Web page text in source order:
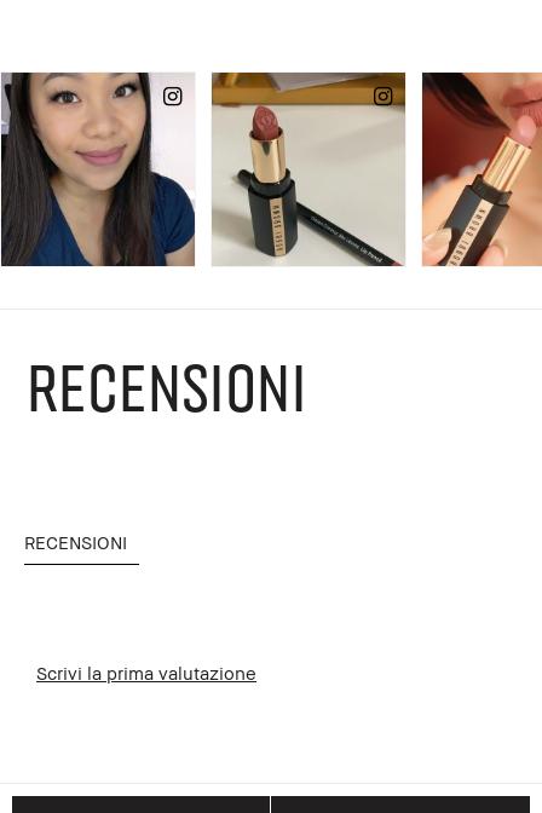
RECENSIONI
RECENSIONI
Scrivi la prima valutazione